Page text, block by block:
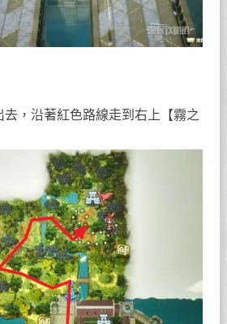
，沿著紅色路線走到右上【霧之